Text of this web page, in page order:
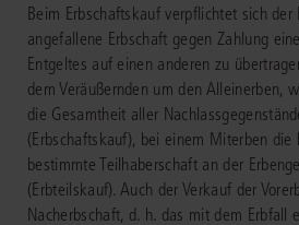
Beim Erbschaftskauf verpflichtet sich der
angefallene Erbschaft gegen Zahlung
Entgeltes auf einen anderen zu
dem Veräußernden um den Alleinerben,
die Gesamtheit aller
(Erbschaftskauf), bei einem Miterben die
bestimmte Teilhaberschaft an der
(Erbteilskauf). Auch der Verkauf der
Nacherbschaft, d. h. das mit dem Erbfall